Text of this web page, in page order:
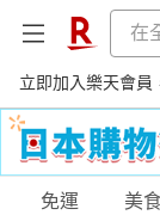
立即加入樂天會員
購物網分類
免運 美